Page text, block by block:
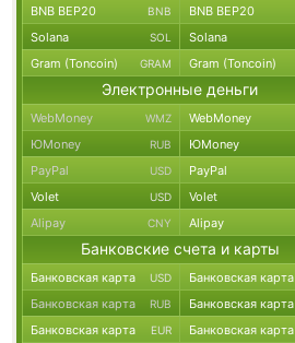
BNB BEP20 BNB BNB BEP20
Solana SOL Solana
Gram (Toncoin) GRAM Gram (Toncoin)
Электронные деньги
WebMoney WMZ WebMoney
ЮMoney RUB ЮMoney
PayPal USD PayPal
Volet USD Volet
Alipay CNY Alipay
Банковские счета и карты
Банковская карта USD Банковская карта
Банковская карта RUB Банковская карта
Банковская карта EUR Банковская карта